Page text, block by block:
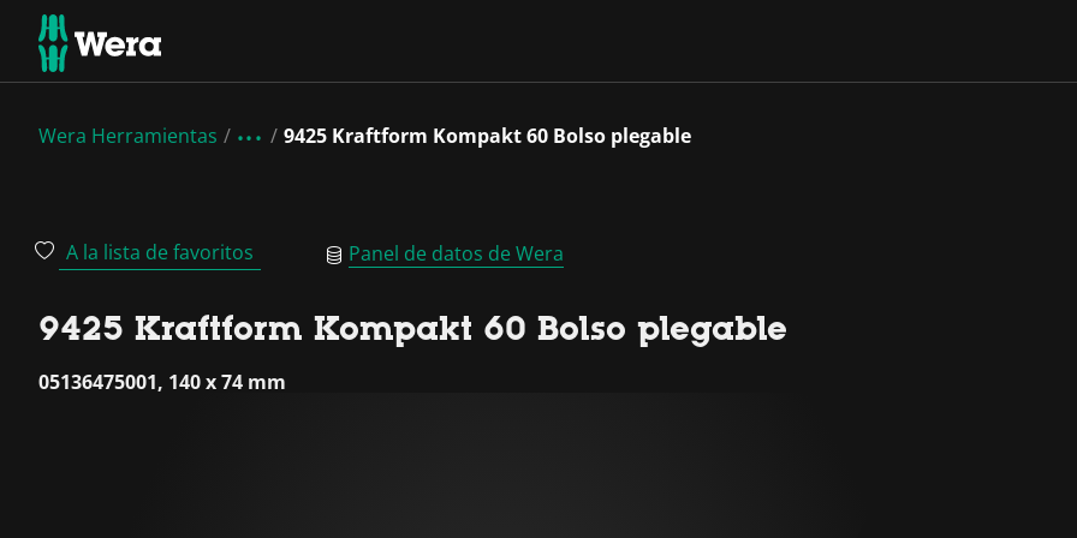
Wera Herramientas 9425 Kraftform Kompakt 60 Bolso plegable
A la lista de favoritos Panel de datos de Wera
9425 Kraftform Kompakt 60 Bolso plegable
05136475001, 140 x 74 mm